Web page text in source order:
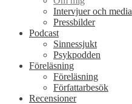
Intervjuer och media
Pressbilder
Podcast
Sinnessjukt
Psykpodden
Föreläsning
Föreläsning
Författarbesök
Recensioner